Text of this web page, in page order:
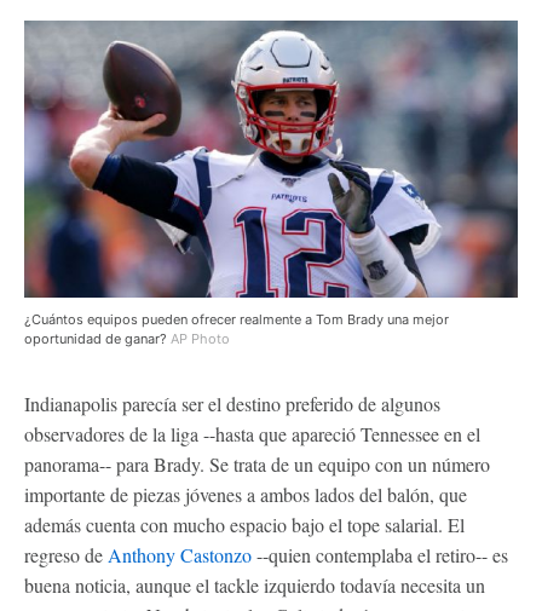
¿Cuántos equipos pueden ofrecer realmente a Tom Brady una mejor
oportunidad de ganar? AP Photo
Indianapolis parecía ser el destino preferido de algunos
observadores de la liga --hasta que apareció Tennessee en el
panorama-- para Brady. Se trata de un equipo con un número
importante de piezas jóvenes a ambos lados del balón, que
además cuenta con mucho espacio bajo el tope salarial. El
regreso deAnthony Castonzo--quien contemplaba el retiro-- es
buena noticia, aunque el tackle izquierdo todavía necesita un